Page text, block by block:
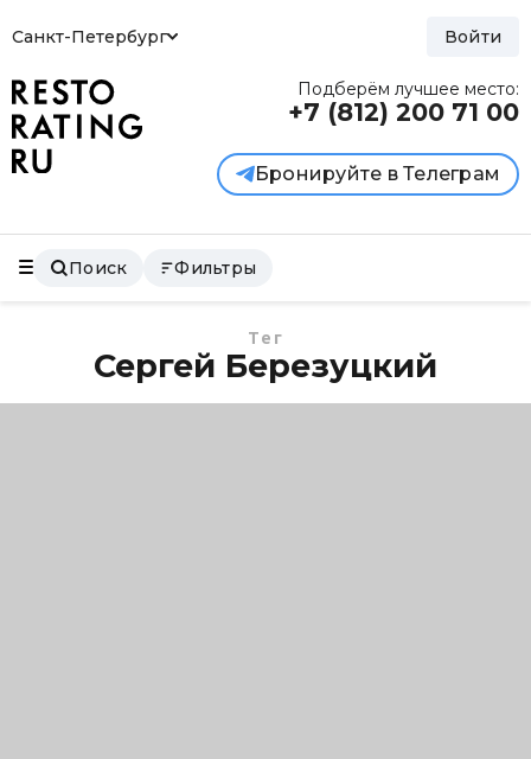
Санкт-Петербург Войти
Подберём лучшее место:
+7 (812) 200 71 00
Бронируйте в Телеграм
Поиск Фильтры
Тег
Сергей Березуцкий